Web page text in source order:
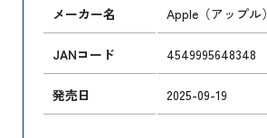
メーカー名 Apple（アップル）
JANコード 4549995648348
発売日 2025-09-19